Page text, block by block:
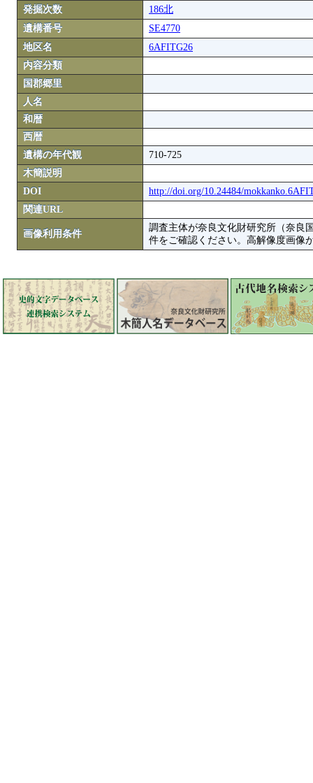
発掘次数
186北
遺構番号
SE4770
地区名
6AFITG26
内容分類
国郡郷里
人名
和暦
西暦
遺構の年代観
710-725
木簡説明
DOI
http://doi.org/10.24484/
関連URL
画像利用条件
調査主体が奈良文化財研究所（奈良
件をご確認ください。高解像度画像